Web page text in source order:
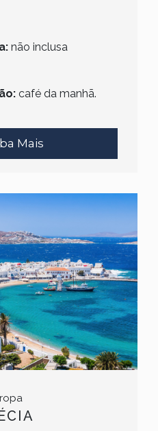
não inclusa
café da manhã.
Mais